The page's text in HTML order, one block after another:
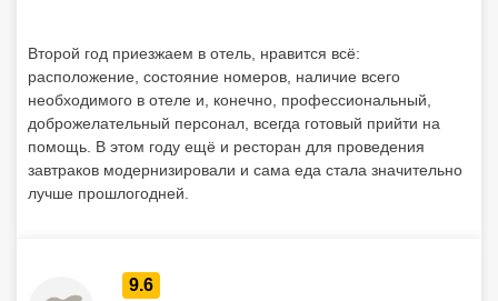
Второй год приезжаем в отель, нравится всё:
расположение, состояние номеров, наличие всего
необходимого в отеле и, конечно, профессиональный,
доброжелательный персонал, всегда готовый прийти на
помощь. В этом году ещё и ресторан для проведения
завтраков модернизировали и сама еда стала значительно
лучше прошлогодней.
9.6